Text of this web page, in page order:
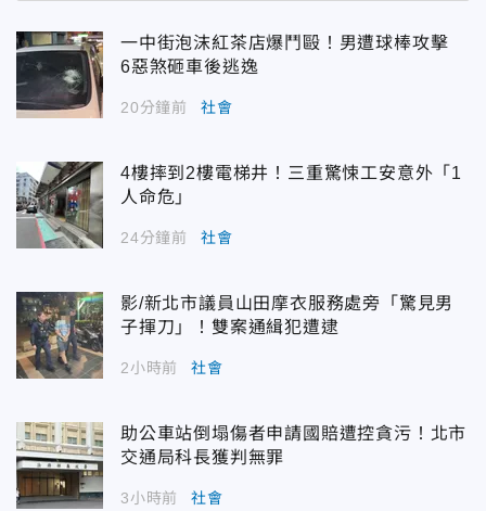
一中街泡沫紅茶店爆鬥毆！男遭球棒攻擊
6惡煞砸車後逃逸
20分鐘前 社會
4樓摔到2樓電梯井！三重驚悚工安意外「1
人命危」
24分鐘前 社會
影/新北市議員山田摩衣服務處旁「驚見男
子揮刀」！雙案通緝犯遭逮
2小時前 社會
助公車站倒塌傷者申請國賠遭控貪污！北市
交通局科長獲判無罪
3小時前 社會